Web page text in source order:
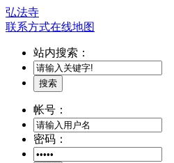
弘法寺
联系方式在线地图
站内搜索：
搜索
帐号：
密码：